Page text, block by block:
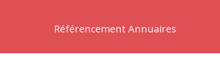
Référencement Annuaires